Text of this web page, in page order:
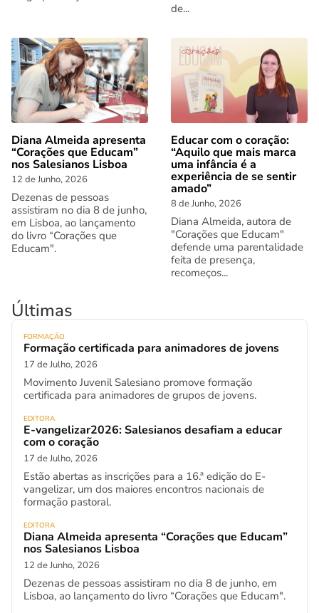
de...
Diana Almeida apresenta
“Corações que Educam”
nos Salesianos Lisboa
12 de Junho, 2026
Dezenas de pessoas
assistiram no dia 8 de junho,
em Lisboa, ao lançamento
do livro “Corações que
Educam".
Educar com o coração:
“Aquilo que mais marca
uma infância é a
experiência de se sentir
amado”
8 de Junho, 2026
Diana Almeida, autora de
"Corações que Educam"
defende uma parentalidade
feita de presença,
recomeços...
Últimas
FORMAÇÃO
Formação certificada para animadores de jovens
17 de Julho, 2026
Movimento Juvenil Salesiano promove formação
certificada para animadores de grupos de jovens.
EDITORA
E-vangelizar2026: Salesianos desafiam a educar
com o coração
17 de Julho, 2026
Estão abertas as inscrições para a 16.ª edição do E-
vangelizar, um dos maiores encontros nacionais de
formação pastoral.
EDITORA
Diana Almeida apresenta “Corações que Educam”
nos Salesianos Lisboa
12 de Junho, 2026
Dezenas de pessoas assistiram no dia 8 de junho, em
Lisboa, ao lançamento do livro “Corações que Educam".